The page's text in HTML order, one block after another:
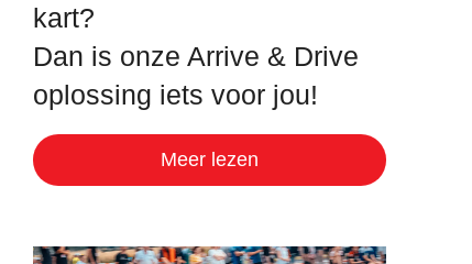
kart?
Dan is onze Arrive & Drive
oplossing iets voor jou!
Meer lezen